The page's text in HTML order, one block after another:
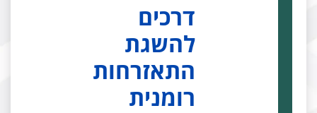
דרכים
להשגת
התאזרחות
רומנית